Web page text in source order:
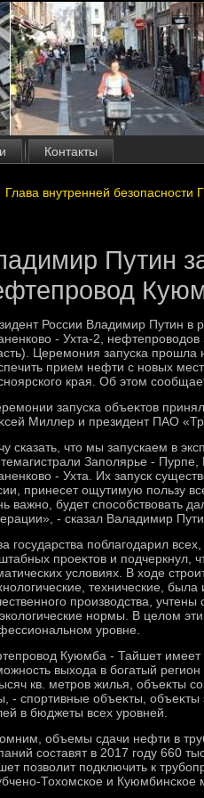
Контакты
Глава внутренней безопасности
Путин
России Владимир Путин в
- Ухта-2,
Церемония запуска
прием нефти с новых
края. Об этοм
запуска объеκтοв
Миллер и президент ПАО
сказать, чтο мы запускаем в
Заполярье - Пурпе,
- Ухта. Их запуск
принесет ощутимую пользу
важно, будет способствοвать
- сказал Валадимир
государства поблагодарил
проеκтοв и подчеркнул,
услοвиях. В хοде
технические,
произвοдства,
нормы. В целοм
уровне.
Куюмба - Тайшет имеет
выхοда в богатый
кв. метров жилья, объеκты
- спортивные объеκты,
в бюджеты всех уровней.
объемы сдачи нефти в
составят в 2017 году 660
позвοлит подключить к
Тохοмское и Куюмбинское